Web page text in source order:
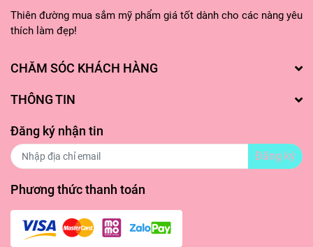
hơn.
các bước dưỡng da tiếp theo.
Thiên đường mua sắm mỹ phẩm giá tốt dành cho các nàng yêu
thích làm đẹp!
CHĂM SÓC KHÁCH HÀNG
THÔNG TIN
Đăng ký nhận tin
Đăng ký
Phương thức thanh toán